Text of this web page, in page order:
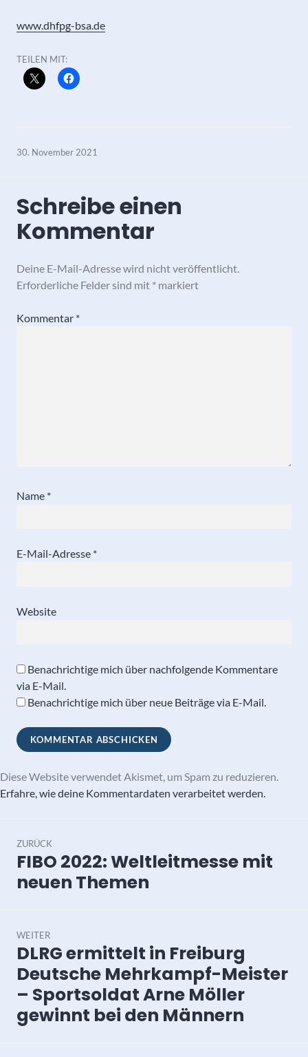
www.dhfpg-bsa.de
TEILEN MIT:
30. November 2021
Schreibe einen
Kommentar
Deine E-Mail-Adresse wird nicht veröffentlicht.
Erforderliche Felder sind mit * markiert
Kommentar *
Name *
E-Mail-Adresse *
Website
Benachrichtige mich über nachfolgende Kommentare
via E-Mail.
Benachrichtige mich über neue Beiträge via E-Mail.
Diese Website verwendet Akismet, um Spam zu reduzieren.
Erfahre, wie deine Kommentardaten verarbeitet werden.
ZURÜCK
Vorheriger
FIBO 2022: Weltleitmesse mit
neuen Themen
WEITER
Nächster
Beitrag:
DLRG ermittelt in Freiburg
Deutsche Mehrkampf-Meister
– Sportsoldat Arne Möller
gewinnt bei den Männern